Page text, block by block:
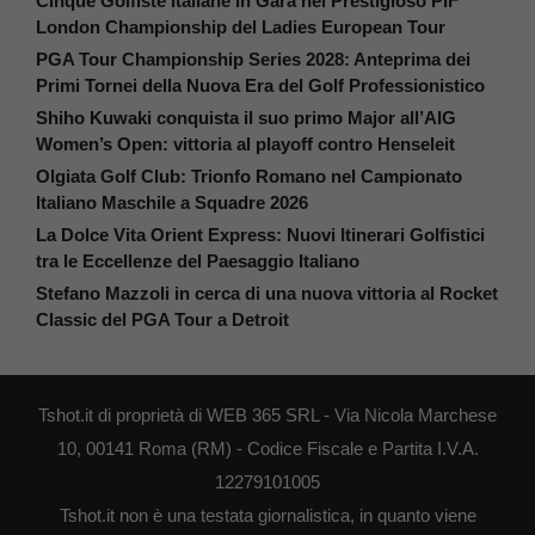
London Championship del Ladies European Tour
PGA Tour Championship Series 2028: Anteprima dei
Primi Tornei della Nuova Era del Golf Professionistico
Shiho Kuwaki conquista il suo primo Major all’AIG
Women’s Open: vittoria al playoff contro Henseleit
Olgiata Golf Club: Trionfo Romano nel Campionato
Italiano Maschile a Squadre 2026
La Dolce Vita Orient Express: Nuovi Itinerari Golfistici
tra le Eccellenze del Paesaggio Italiano
Stefano Mazzoli in cerca di una nuova vittoria al Rocket
Classic del PGA Tour a Detroit
Tshot.it di proprietà di WEB 365 SRL - Via Nicola Marchese
10, 00141 Roma (RM) - Codice Fiscale e Partita I.V.A.
12279101005
Tshot.it non è una testata giornalistica, in quanto viene